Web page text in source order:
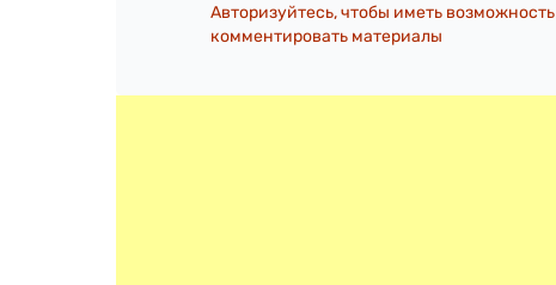
Авторизуйтесь, чтобы иметь возможность
комментировать материалы